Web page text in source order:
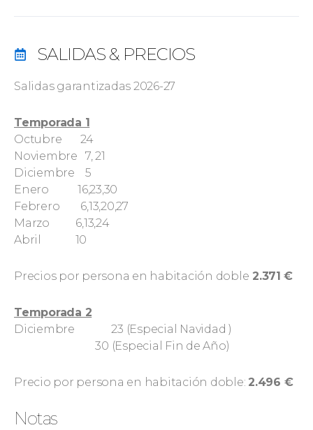
SALIDAS & PRECIOS
Salidas garantizadas 2026-27
Temporada 1
Octubre 24
Noviembre 7, 21
Diciembre 5
Enero 16,23,30
Febrero 6,13,20,27
Marzo 6,13,24
Abril 10
Precios por persona en habitación doble 2.371 €
Temporada 2
Diciembre 23 (Especial Navidad )
30 (Especial Fin de Año)
Precio por persona en habitación doble: 2.496 €
Notas